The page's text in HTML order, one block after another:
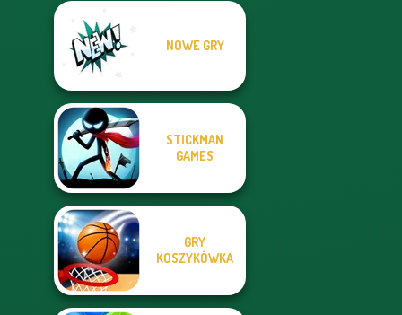
NOWE GRY
STICKMAN
GAMES
GRY
KOSZYKÓWKA